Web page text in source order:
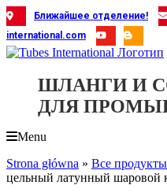
Skip
to
content
Ближайшее отделение!
international.com
ШЛАНГИ И
ДЛЯ
Menu
Strona główna » Все продукты
цельный латунный шаровой